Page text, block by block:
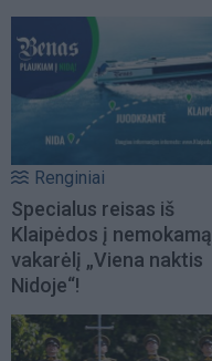
Renginiai
Specialus reisas iš
Klaipėdos į nemokamą
vakarėlį „Viena naktis
Nidoje“!